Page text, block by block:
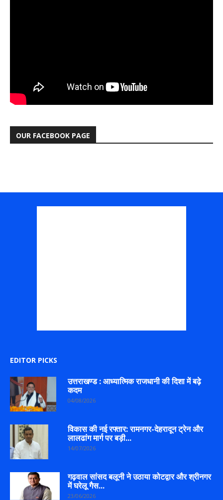
OUR FACEBOOK PAGE
EDITOR PICKS
उत्तराखण्ड : आध्यात्मिक राजधानी की दिशा में बढ़े
कदम
04/08/2026
विकास की नई रफ्तार: रामनगर-देहरादून ट्रेन और
लालढांग मार्ग पर बड़ी...
14/07/2026
गढ़वाल सांसद बलूनी ने उठाया कोटद्वार और श्रीनगर
में घरेलू गैस...
23/06/2026